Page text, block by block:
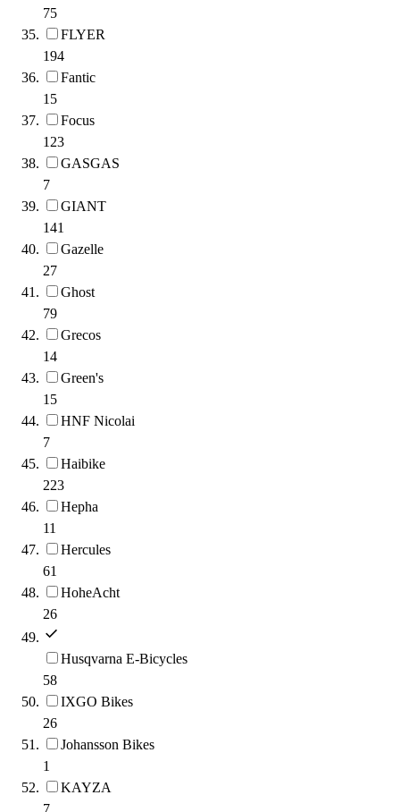
75
FLYER
194
Fantic
15
Focus
123
GASGAS
7
GIANT
141
Gazelle
27
Ghost
79
Grecos
14
Green's
15
HNF Nicolai
7
Haibike
223
Hepha
11
Hercules
61
HoheAcht
26
Husqvarna E-Bicycles
58
IXGO Bikes
26
Johansson Bikes
1
KAYZA
7